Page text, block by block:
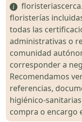
floristerías
todas las
administrativas o
comunidad
corresponder a
Recomendamos
referencias,
higiénico-
compra o encargo